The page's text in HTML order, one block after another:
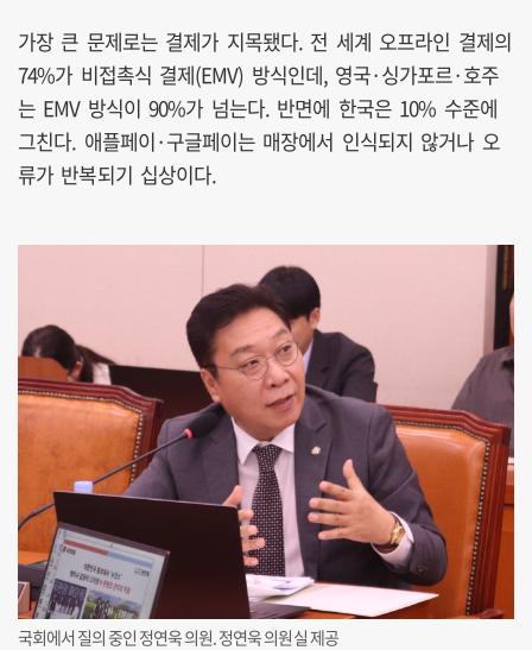
가장 큰 문제로는 결제가 지목됐다. 전 세계 오프라인 결제의
74%가 비접촉식 결제(EMV) 방식인데, 영국·싱가포르·호주
는 EMV 방식이 90%가 넘는다. 반면에 한국은 10% 수준에
그친다. 애플페이·구글페이는 매장에서 인식되지 않거나 오
류가 반복되기 십상이다.
국회에서 질의 중인 정연욱 의원. 정연욱 의원실 제공